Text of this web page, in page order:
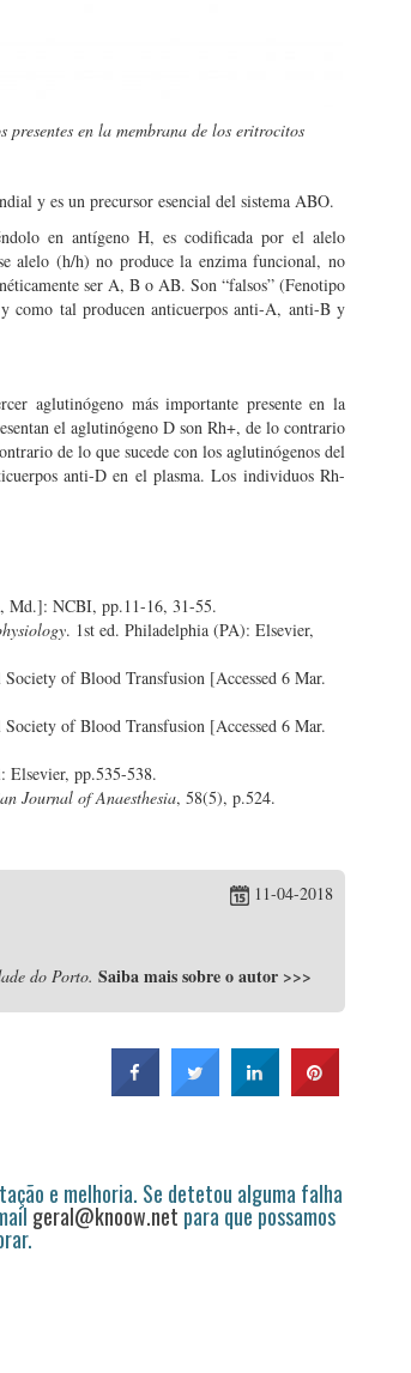
en la membrana de los eritrocitos
y es un precursor esencial del sistema ABO.
en antígeno H, es codificada por el alelo
alelo (h/h) no produce la enzima funcional, no
ser A, B o AB. Son “falsos” (Fenotipo
como tal producen anticuerpos anti-A, anti-B y
aglutinógeno más importante presente en la
el aglutinógeno D son Rh+, de lo contrario
de lo que sucede con los aglutinógenos del
anti-D en el plasma. Los individuos Rh-
Md.]: NCBI, pp.11-16, 31-55.
. 1st ed. Philadelphia (PA): Elsevier,
of Blood Transfusion [Accessed 6 Mar.
of Blood Transfusion [Accessed 6 Mar.
Elsevier, pp.535-538.
Journal of Anaesthesia, 58(5), p.524.
11-04-2018
do Porto. Saiba mais sobre o autor >>>
e melhoria. Se detetou alguma falha
geral@knoow.net para que possamos